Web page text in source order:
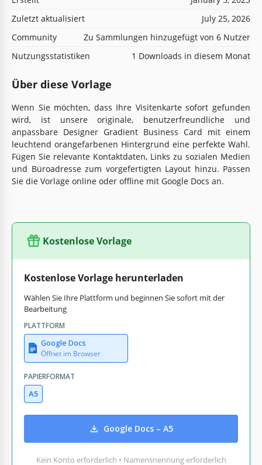
Zuletzt aktualisiert
July 25, 2026
Community
Zu Sammlungen hinzugefügt von 6 Nutzer
Nutzungsstatistiken
1 Downloads in diesem Monat
Über diese Vorlage
Wenn Sie möchten, dass Ihre Visitenkarte sofort gefunden
wird, ist unsere originale, benutzerfreundliche und
anpassbare Designer Gradient Business Card mit einem
leuchtend orangefarbenen Hintergrund eine perfekte Wahl.
Fügen Sie relevante Kontaktdaten, Links zu sozialen Medien
und Büroadresse zum vorgefertigten Layout hinzu. Passen
Sie die Vorlage online oder offline mit Google Docs an.
Kostenlose Vorlage
Kostenlose Vorlage herunterladen
Wählen Sie Ihre Plattform und beginnen Sie sofort mit der
Bearbeitung
PLATTFORM
Google Docs
Öffnet im Browser
PAPIERFORMAT
A5
Google Docs – A5
Kein Konto erforderlich • Namensnennung erforderlich